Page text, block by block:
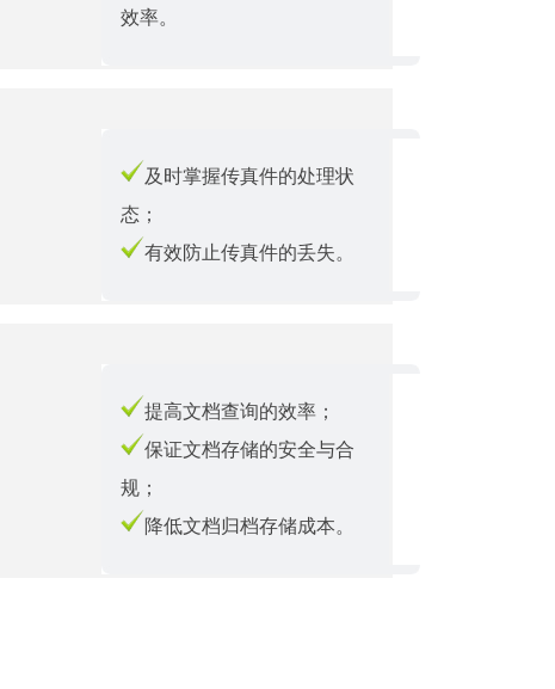
效率。
及时掌握传真件的处理状
态；
有效防止传真件的丢失。
提高文档查询的效率；
保证文档存储的安全与合
规；
降低文档归档存储成本。